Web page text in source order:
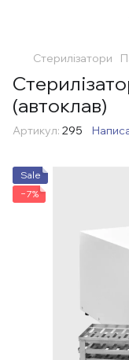
Стерилізатори
(автоклав)
Артикул: 295
Sale
−7%